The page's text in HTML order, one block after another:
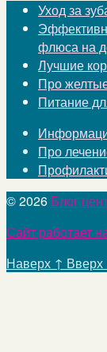
Уход за
флюса на
Лучшие
Про
Питание
Про
© 2026 Блог
Сайт работает
Наверх ↑ Вверх